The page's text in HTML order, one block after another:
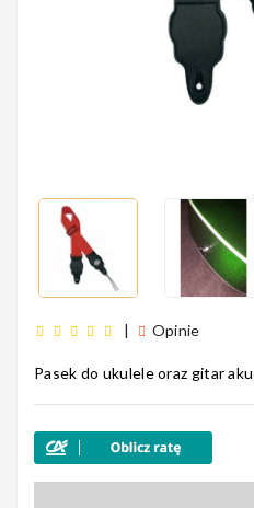
Smyczkowe
Instrumenty
Nagłośnienie
| Opinie
5 2
4 0
2
Pasek do ukulele oraz gitar